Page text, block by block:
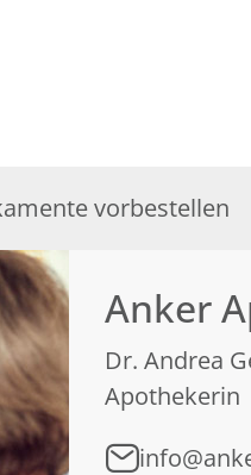
vorbestellen
Anker
Dr. Andrea
Apothekerin